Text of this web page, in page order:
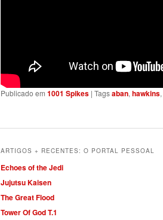
Publicado em 1001 Spikes | Tagsaban, hawkins,
ARTIGOS + RECENTES: O PORTAL PESSOAL
Echoes of the Jedi
Jujutsu Kaisen
The Great Flood
Tower Of God T.1